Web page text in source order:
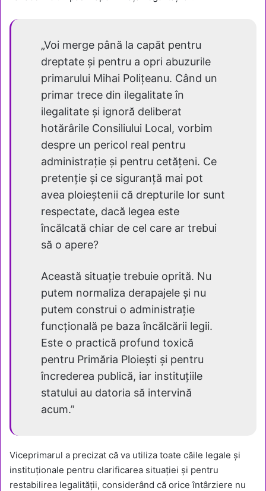
„Voi merge până la capăt pentru
dreptate și pentru a opri abuzurile
primarului Mihai Polițeanu. Când un
primar trece din ilegalitate în
ilegalitate și ignoră deliberat
hotărârile Consiliului Local, vorbim
despre un pericol real pentru
administrație și pentru cetățeni. Ce
pretenție și ce siguranță mai pot
avea ploieștenii că drepturile lor sunt
respectate, dacă legea este
încălcată chiar de cel care ar trebui
să o apere?
Această situație trebuie oprită. Nu
putem normaliza derapajele și nu
putem construi o administrație
funcțională pe baza încălcării legii.
Este o practică profund toxică
pentru Primăria Ploiești și pentru
încrederea publică, iar instituțiile
statului au datoria să intervină
acum.”
Viceprimarul a precizat că va utiliza toate căile legale și
instituționale pentru clarificarea situației și pentru
restabilirea legalității, considerând că orice întârziere nu